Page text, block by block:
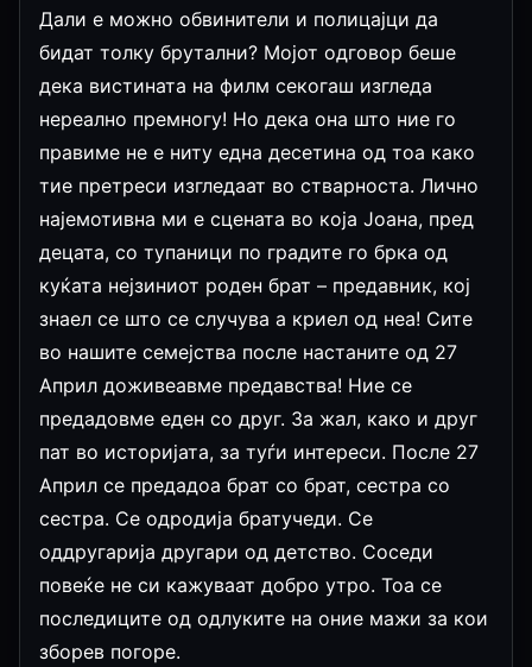
Дали е можно обвинители и полицајци да
бидат толку брутални? Мојот одговор беше
дека вистината на филм секогаш изгледа
нереално премногу! Но дека она што ние го
правиме не е ниту една десетина од тоа како
тие претреси изгледаат во стварноста. Лично
најемотивна ми е сцената во која Јоана, пред
децата, со тупаници по градите го брка од
куќата нејзиниот роден брат – предавник, кој
знаел се што се случува а криел од неа! Сите
во нашите семејства после настаните од 27
Април доживеавме предавства! Ние се
предадовме еден со друг. За жал, како и друг
пат во историјата, за туѓи интереси. После 27
Април се предадоа брат со брат, сестра со
сестра. Се одродија братучеди. Се
оддругарија другари од детство. Соседи
повеќе не си кажуваат добро утро. Тоа се
последиците од одлуките на оние мажи за кои
зборев погоре.